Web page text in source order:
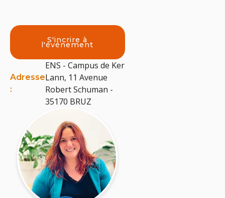
S'incrire à
l'événement
Adresse
:
ENS - Campus de Ker
Lann, 11 Avenue
Robert Schuman -
35170 BRUZ